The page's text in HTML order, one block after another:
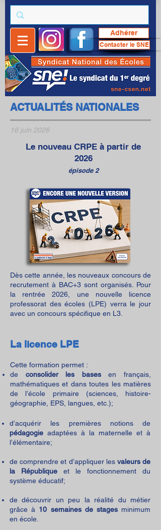
Adhérer
Contacter le SNE
ACTUALITÉS NATIONALES
16 juin 2026
Le nouveau CRPE à partir de
2026
épisode 2
​Dès cette année, les nouveaux concours de
recrutement à BAC+3 sont organisés. Pour
la rentrée 2026, une nouvelle licence
professorat des écoles (LPE) verra le jour
avec un concours spécifique en L3.
La licence LPE
Cette formation permet :
de consolider les basesen français,
mathématiques et dans toutes les matières
de l’école primaire (sciences, histoire-
géographie, EPS, langues, etc.);
d’acquérir les premières notions de
pédagogie adaptées à la maternelle et à
l’élémentaire;
de comprendre et d’appliquer les valeurs de
la République et le fonctionnement du
système éducatif;
de découvrir un peu la réalité du métier
grâce à 10 semaines de stagesminimum
en école.